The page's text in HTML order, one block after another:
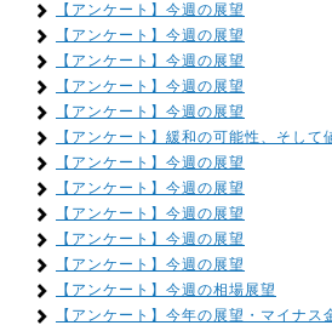
【アンケート】今週の展望
【アンケート】今週の展望
【アンケート】今週の展望
【アンケート】今週の展望
【アンケート】今週の展望
【アンケート】緩和の可能性、そし
【アンケート】今週の展望
【アンケート】今週の展望
【アンケート】今週の展望
【アンケート】今週の展望
【アンケート】今週の展望
【アンケート】今週の相場展望
【アンケート】今年の展望・マイナス